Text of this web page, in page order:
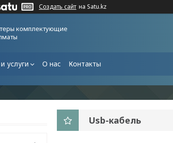
Создать сайт на Satu.kz
комплектующие
услуги О нас Контакты
Usb-кабель